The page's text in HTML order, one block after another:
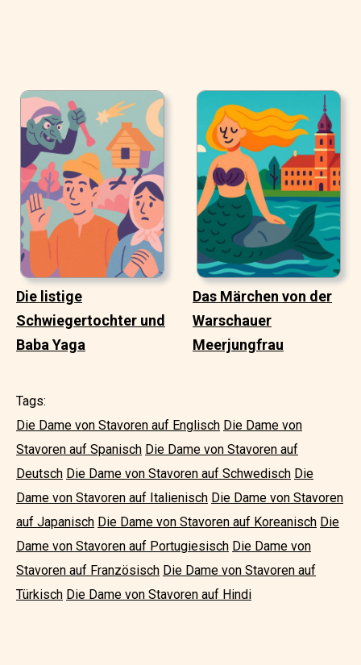
Die listige
Schwiegertochter und
Baba Yaga
Das Märchen von der
Warschauer
Meerjungfrau
Tags:
Die Dame von Stavoren auf Englisch Die Dame von
Stavoren auf Spanisch Die Dame von Stavoren auf
Deutsch Die Dame von Stavoren auf Schwedisch Die
Dame von Stavoren auf Italienisch Die Dame von Stavoren
auf Japanisch Die Dame von Stavoren auf Koreanisch Die
Dame von Stavoren auf Portugiesisch Die Dame von
Stavoren auf Französisch Die Dame von Stavoren auf
Türkisch Die Dame von Stavoren auf Hindi